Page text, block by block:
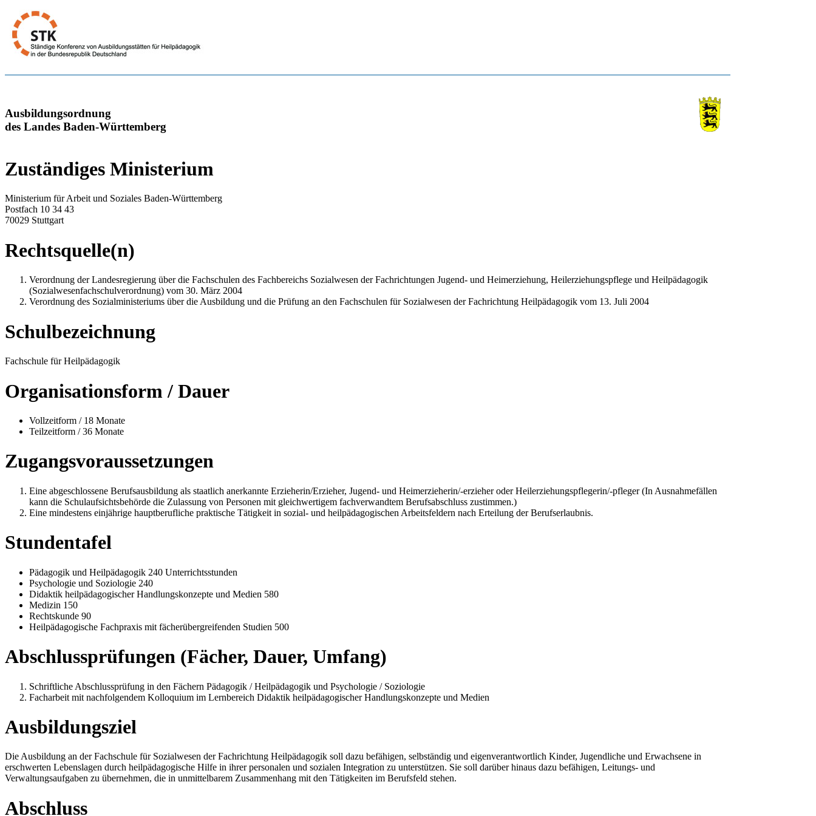
Ausbildungsordnung
des Landes Baden-Württemberg
Zuständiges Ministerium
Ministerium für Arbeit und Soziales Baden-Württemberg
Postfach 10 34 43
70029 Stuttgart
Rechtsquelle(n)
Verordnung der Landesregierung über die Fachschulen des Fachbereichs Sozialwesen der Fachrichtungen Jugend- und Heimerziehung, Heilerziehungspflege und Heilpädagogik
(Sozialwesenfachschulverordnung) vom 30. März 2004
Verordnung des Sozialministeriums über die Ausbildung und die Prüfung an den Fachschulen für Sozialwesen der Fachrichtung Heilpädagogik vom 13. Juli 2004
Schulbezeichnung
Fachschule für Heilpädagogik
Organisationsform / Dauer
Vollzeitform / 18 Monate
Teilzeitform / 36 Monate
Zugangsvoraussetzungen
Eine abgeschlossene Berufsausbildung als staatlich anerkannte Erzieherin/Erzieher, Jugend- und Heimerzieherin/-erzieher oder Heilerziehungspflegerin/-pfleger (In Ausnahmefällen
kann die Schulaufsichtsbehörde die Zulassung von Personen mit gleichwertigem fachverwandtem Berufsabschluss zustimmen.)
Eine mindestens einjährige hauptberufliche praktische Tätigkeit in sozial- und heilpädagogischen Arbeitsfeldern nach Erteilung der Berufserlaubnis.
Stundentafel
Pädagogik und Heilpädagogik 240 Unterrichtsstunden
Psychologie und Soziologie 240
Didaktik heilpädagogischer Handlungskonzepte und Medien 580
Medizin 150
Rechtskunde 90
Heilpädagogische Fachpraxis mit fächerübergreifenden Studien 500
Abschlussprüfungen (Fächer, Dauer, Umfang)
Schriftliche Abschlussprüfung in den Fächern Pädagogik / Heilpädagogik und Psychologie / Soziologie
Facharbeit mit nachfolgendem Kolloquium im Lernbereich Didaktik heilpädagogischer Handlungskonzepte und Medien
Ausbildungsziel
Die Ausbildung an der Fachschule für Sozialwesen der Fachrichtung Heilpädagogik soll dazu befähigen, selbständig und eigenverantwortlich Kinder, Jugendliche und Erwachsene in
erschwerten Lebenslagen durch heilpädagogische Hilfe in ihrer personalen und sozialen Integration zu unterstützen. Sie soll darüber hinaus dazu befähigen, Leitungs- und
Verwaltungsaufgaben zu übernehmen, die in unmittelbarem Zusammenhang mit den Tätigkeiten im Berufsfeld stehen.
Abschluss